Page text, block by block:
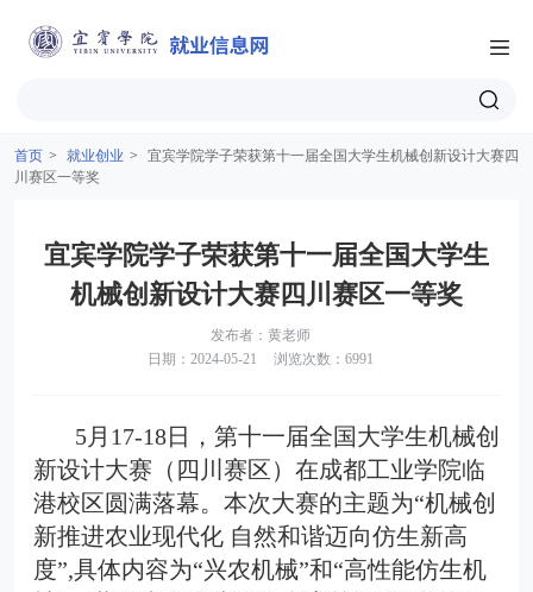
首页 > 就业创业 >
宜宾学院学子荣获第十一届全国大学生机械创新设计大赛四
川赛区一等奖
宜宾学院学子荣获第十一届全国大学生
机械创新设计大赛四川赛区一等奖
发布者：黄老师
日期：2024-05-21
浏览次数：6991
5月17­-18日，第十一届全国大学生机械创
新设计大赛（四川赛区）在成都工业学院临
港校区圆满落幕。本次大赛的主题为“机械创
新推进农业现代化 自然和谐迈向仿生新高
度”,具体内容为“兴农机械”和“高性能仿生机